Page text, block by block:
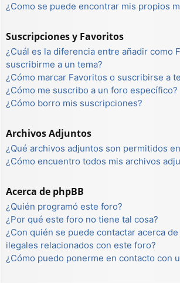
¿Como se puede encontrar mis propios
Suscripciones y Favoritos
¿Cuál es la diferencia entre añadir como
suscribirme a un tema?
¿Cómo marcar Favoritos o suscribirse a
¿Cómo me suscribo a un foro específico?
¿Cómo borro mis suscripciones?
Archivos Adjuntos
¿Qué archivos adjuntos son permitidos
¿Cómo encuentro todos mis archivos
Acerca de phpBB
¿Quién programó este foro?
¿Por qué este foro no tiene tal cosa?
¿Con quién se puede contactar acerca
ilegales relacionados con este foro?
¿Cómo puedo ponerme en contacto con